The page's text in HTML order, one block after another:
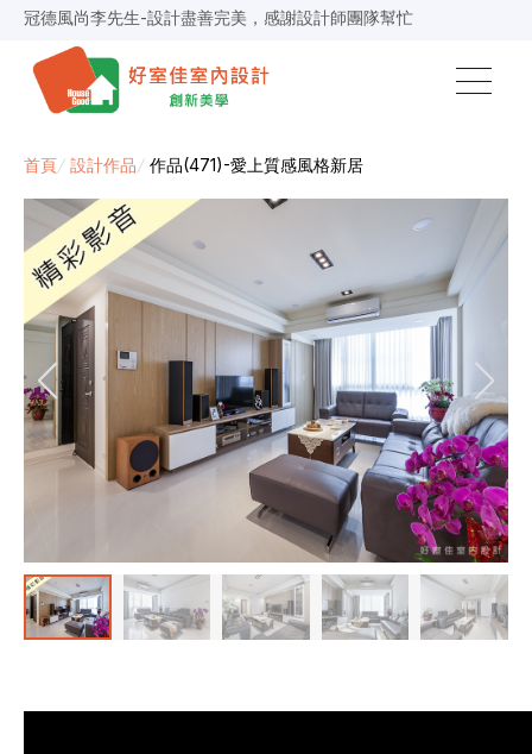
冠德風尚李先生-設計盡善完美，感謝設計師團隊幫忙
漢寶之丘史先生-設計規劃出超越我所需的使用空間超棒
紐約上城鄭先生-溝通都很即時跟順暢，預算符合期待
台北京城陳小姐-感謝設計師隨時解決問題，案子很順利
映象太和蘇小姐-從設計到裝潢都十分專業及盡責
超級F1歐小姐-設計跟材料的品質都很優質，建議實用
說明仔細流程順暢，注意施工上細節，施工團隊專業細心
毛胚屋裝修推薦，設計師與工務完美配合，效果非常滿意
【裝修貸款】最高200萬，50萬以下最快2小時核貸
春城越蔡先生-設計師溝通規劃完善，整體來說相當滿意
首頁/ 設計作品/ 作品(471)-愛上質感風格新居